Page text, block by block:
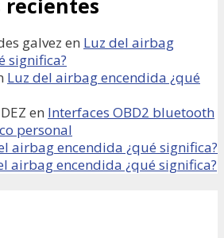
galvez en Luz del airbag
significa?
Luz del airbag encendida ¿qué
en Interfaces OBD2 bluetooth
personal
airbag encendida ¿qué significa?
airbag encendida ¿qué significa?